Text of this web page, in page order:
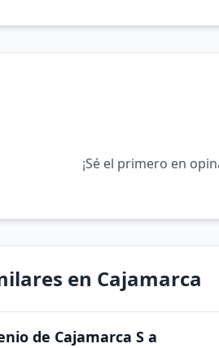
¡Sé el primero en
en Cajamarca
de Cajamarca S a